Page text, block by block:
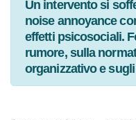
Un intervento si
e noise annoyance
effetti psicosociali.
rumore, sulla
organizzativo e